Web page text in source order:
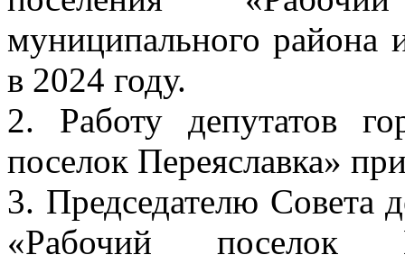
муниципального района
в 2024 году.
2. Работу депутатов
поселок Переяславка»
3. Председателю Совета
«Рабочий поселок